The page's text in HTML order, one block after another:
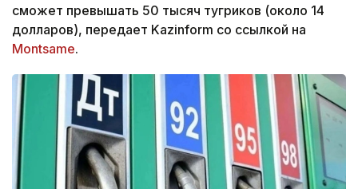
сможет превышать 50 тысяч тугриков (около 14
долларов), передает Kazinform со ссылкой на
Montsame.